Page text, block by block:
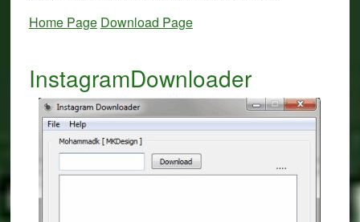
Home Page Download Page
InstagramDownloader